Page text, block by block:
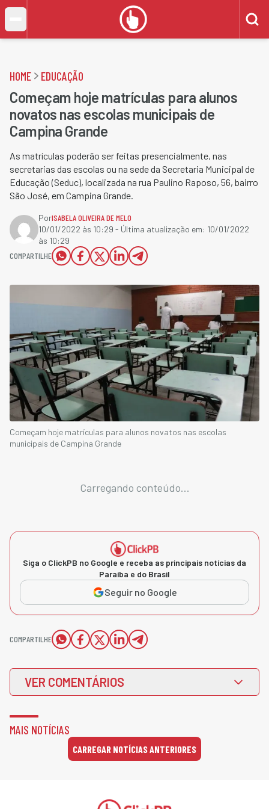
HOME EDUCAÇÃO
Começam hoje matrículas para alunos
novatos nas escolas municipais de
Campina Grande
As matrículas poderão ser feitas presencialmente, nas
secretarias das escolas ou na sede da Secretaria Municipal de
Educação (Seduc), localizada na rua Paulino Raposo, 56, bairro
São José, em Campina Grande.
PorISABELA OLIVEIRA DE MELO
10/01/2022 às 10:29 - Última atualização em: 10/01/2022
às 10:29
COMPARTILHE
Começam hoje matrículas para alunos novatos nas escolas
municipais de Campina Grande
Carregando conteúdo...
Siga o ClickPB no Google e receba as principais notícias da
Paraíba e do Brasil
Seguir no Google
COMPARTILHE
VER COMENTÁRIOS
MAIS NOTÍCIAS
CARREGAR NOTÍCIAS ANTERIORES